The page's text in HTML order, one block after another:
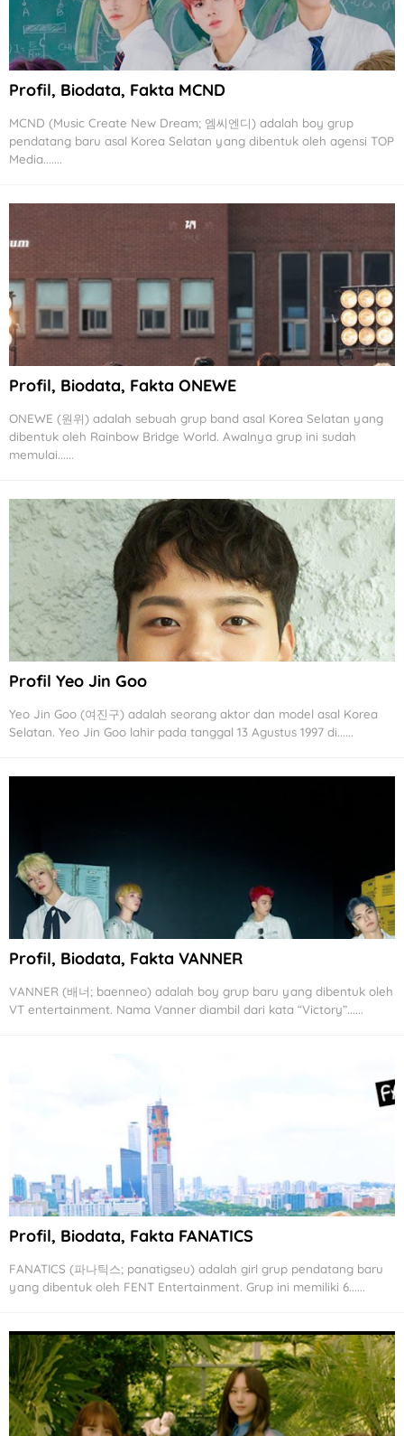
Profil, Biodata, Fakta MCND
MCND (Music Create New Dream; 엠씨엔디) adalah boy grup
pendatang baru asal Korea Selatan yang dibentuk oleh agensi TOP
Media.......
Profil, Biodata, Fakta ONEWE
ONEWE (원위) adalah sebuah grup band asal Korea Selatan yang
dibentuk oleh Rainbow Bridge World. Awalnya grup ini sudah
memulai......
Profil Yeo Jin Goo
Yeo Jin Goo (여진구) adalah seorang aktor dan model asal Korea
Selatan. Yeo Jin Goo lahir pada tanggal 13 Agustus 1997 di......
Profil, Biodata, Fakta VANNER
VANNER (배너; baenneo) adalah boy grup baru yang dibentuk oleh
VT entertainment. Nama Vanner diambil dari kata “Victory”......
Profil, Biodata, Fakta FANATICS
FANATICS (파나틱스; panatigseu) adalah girl grup pendatang baru
yang dibentuk oleh FENT Entertainment. Grup ini memiliki 6......